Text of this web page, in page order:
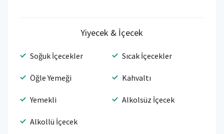
Yiyecek & İçecek
Soğuk İçecekler Sıcak İçecekler
Öğle Yemeği Kahvaltı
Yemekli Alkolsüz İçecek
Alkollü İçecek